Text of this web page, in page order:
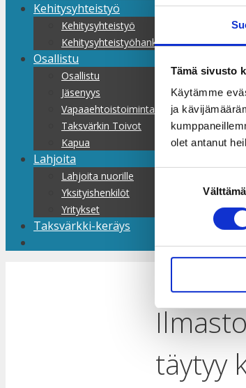
Tämä sivusto
Käytämme
ja
olet antanut
Kehitysyhteistyö
Kehitysyhteistyö
Kehitysyhteistyöhankkeet
Osallistu
Osallistu
Jäsenyys
Vapaaehtoistoiminta
Taksvärkin Toivot
Kapua
Lahjoita
Lahjoita nuorille
Yksityishenkilöt
Yritykset
Taksvärkki-keräys
täytyy